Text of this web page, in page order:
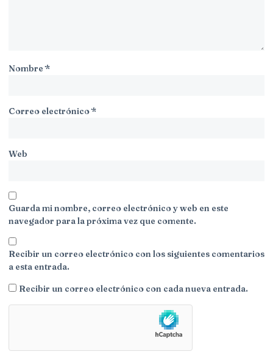
Nombre*
Correo electrónico*
Web
Guarda mi nombre, correo electrónico y web en este
navegador para la próxima vez que comente.
Recibir un correo electrónico con los siguientes comentarios
a esta entrada.
Recibir un correo electrónico con cada nueva entrada.